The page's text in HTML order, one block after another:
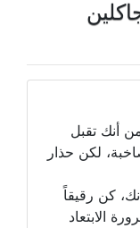
أنك تقبل
لكن حذار
كن رقيقاً
الابتعاد